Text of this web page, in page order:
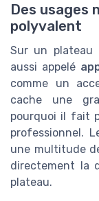
Des usages
polyvalent
Sur un plateau
aussi appelé
comme un
cache une
pourquoi il fait
professionnel.
une multitude
directement la
plateau.